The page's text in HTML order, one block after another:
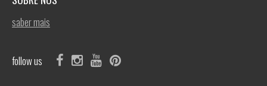
saber mais
follow us